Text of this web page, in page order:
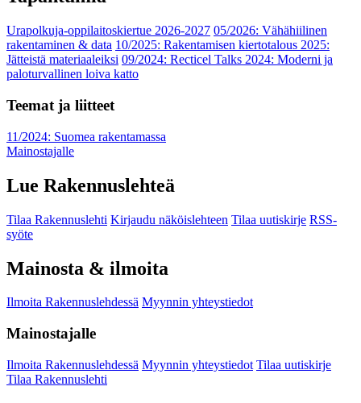
Urapolkuja-oppilaitoskiertue 2026-2027 05/2026: Vähähiilinen
rakentaminen & data 10/2025: Rakentamisen kiertotalous 2025:
Jätteistä materiaaleiksi 09/2024: Recticel Talks 2024: Moderni ja
paloturvallinen loiva katto
Teemat ja liitteet
11/2024: Suomea rakentamassa
Mainostajalle
Lue Rakennuslehteä
Tilaa Rakennuslehti Kirjaudu näköislehteen Tilaa uutiskirje RSS-
syöte
Mainosta & ilmoita
Ilmoita Rakennuslehdessä Myynnin yhteystiedot
Mainostajalle
Ilmoita Rakennuslehdessä Myynnin yhteystiedot Tilaa uutiskirje
Tilaa Rakennuslehti